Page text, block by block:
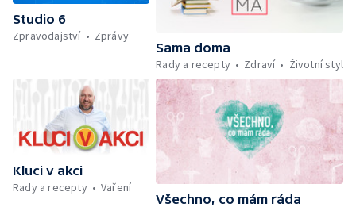
Počasí + Zprávy — Mezinárodní folklórní
maso, vejce, mléčné výrobky a luštěniny —
Kniha veselých říkanek Hrátky se zvířátky —
Umělecký festival Pohoda 2026 —
Vyhodnocení ankety + ČT tipy —
Vyhodnocení divácké soutěže — Práce
záchranářů v létě
Studio 6
Zpravodajství
Zprávy
Sama doma
Rady a recepty
Zdraví Životní styl
Kluci v akci
Rady a recepty
Vaření
Všechno, co mám ráda